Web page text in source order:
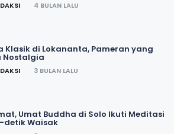
4 BULAN LALU
Klasik di Lokananta, Pameran yang
Nostalgia
3 BULAN LALU
Umat Buddha di Solo Ikuti Meditasi
detik Waisak